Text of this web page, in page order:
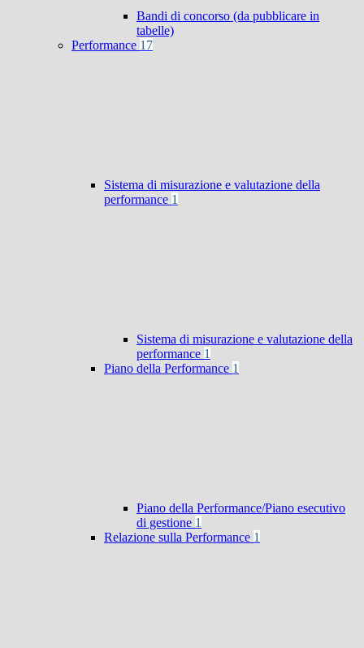
Bandi di concorso (da pubblicare in
tabelle)
Performance 17
Sistema di misurazione e valutazione della
performance 1
Sistema di misurazione e valutazione della
performance 1
Piano della Performance 1
Piano della Performance/Piano esecutivo
di gestione 1
Relazione sulla Performance 1